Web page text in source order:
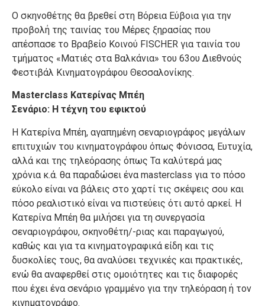
Ο σκηνοθέτης θα βρεθεί στη Βόρεια Εύβοια για την
προβολή της ταινίας του Μέρες ξηρασίας που
απέσπασε το Βραβείο Κοινού FISCHER για ταινία του
τμήματος «Ματιές στα Βαλκάνια» του 63ου Διεθνούς
Φεστιβάλ Κινηματογράφου Θεσσαλονίκης.
Masterclass Κατερίνας Μπέη
Σενάριο: Η τέχνη του εφικτού
Η Κατερίνα Μπέη, αγαπημένη σεναριογράφος μεγάλων
επιτυχιών του κινηματογράφου όπως Φόνισσα, Ευτυχία,
αλλά και της τηλεόρασης όπως Τα καλύτερά μας
χρόνια κ.ά. θα παραδώσει ένα masterclass για το πόσο
εύκολο είναι να βάλεις στο χαρτί τις σκέψεις σου και
πόσο ρεαλιστικό είναι να πιστεύεις ότι αυτό αρκεί. Η
Κατερίνα Μπέη θα μιλήσει για τη συνεργασία
σεναριογράφου, σκηνοθέτη/-ριας και παραγωγού,
καθώς και για τα κινηματογραφικά είδη και τις
δυσκολίες τους, θα αναλύσει τεχνικές και πρακτικές,
ενώ θα αναφερθεί στις ομοιότητες και τις διαφορές
που έχει ένα σενάριο γραμμένο για την τηλεόραση ή τον
κινηματογράφο.